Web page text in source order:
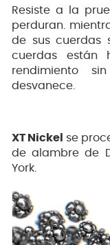
Resiste a la
perduran.
de sus cuerdas
cuerdas están
rendimiento
desvanece.
XT Nickel
se
de alambre de
York.